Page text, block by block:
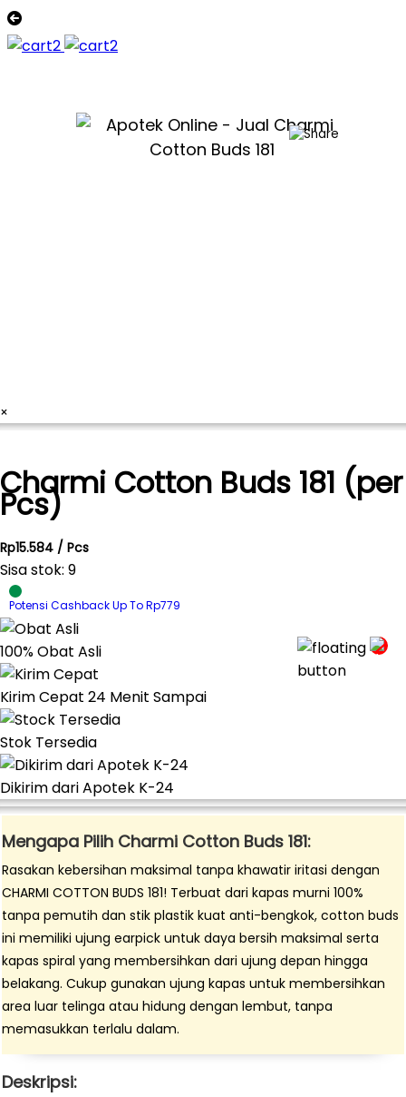
×
Charmi Cotton Buds 181 (per
Pcs)
Rp15.584 / Pcs
Sisa stok: 9
Potensi Cashback Up To Rp779
100% Obat Asli
Kirim Cepat 24 Menit Sampai
Stok Tersedia
Dikirim dari Apotek K-24
Mengapa Pilih Charmi Cotton Buds 181:
Rasakan kebersihan maksimal tanpa khawatir iritasi dengan
CHARMI COTTON BUDS 181! Terbuat dari kapas murni 100%
tanpa pemutih dan stik plastik kuat anti-bengkok, cotton buds
ini memiliki ujung earpick untuk daya bersih maksimal serta
kapas spiral yang membersihkan dari ujung depan hingga
belakang. Cukup gunakan ujung kapas untuk membersihkan
area luar telinga atau hidung dengan lembut, tanpa
memasukkan terlalu dalam.
Deskripsi: